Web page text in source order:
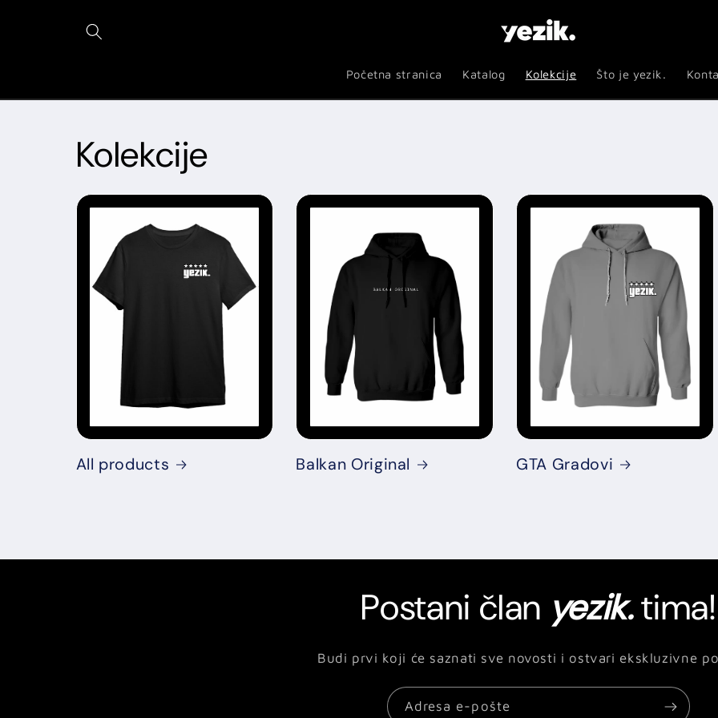
Početna stranica Katalog Kolekcije Što je yezik.
Kolekcije
All products Balkan Original GTA Gradovi
Postani član yezik.tima!
Budi prvi koji će saznati sve novosti i ostvari ekskluzivne
Adresa e-pošte